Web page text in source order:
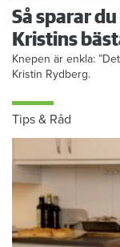
Så sparar
Kristins
Knepen är enkla:
Kristin Rydberg.
Tips & Råd